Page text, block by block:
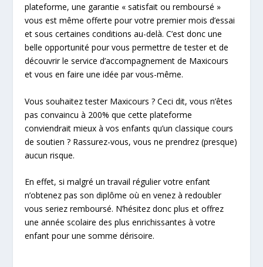
plateforme, une garantie « satisfait ou remboursé »
vous est même offerte pour votre premier mois d’essai
et sous certaines conditions au-delà. C’est donc une
belle opportunité pour vous permettre de tester et de
découvrir le service d’accompagnement de Maxicours
et vous en faire une idée par vous-même.
Vous souhaitez tester Maxicours ? Ceci dit, vous n’êtes
pas convaincu à 200% que cette plateforme
conviendrait mieux à vos enfants qu’un classique cours
de soutien ? Rassurez-vous, vous ne prendrez (presque)
aucun risque.
En effet, si malgré un travail régulier votre enfant
n’obtenez pas son diplôme où en venez à redoubler
vous seriez remboursé. N’hésitez donc plus et offrez
une année scolaire des plus enrichissantes à votre
enfant pour une somme dérisoire.